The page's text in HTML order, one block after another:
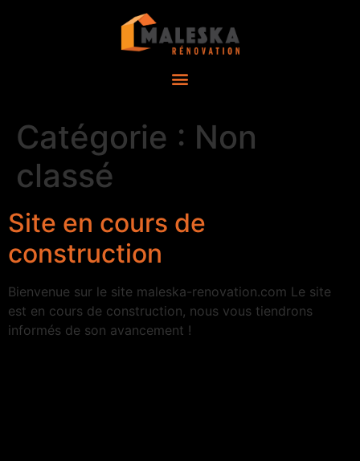
Catégorie : Non
classé
Site en cours de
construction
Bienvenue sur le site maleska-renovation.com Le site
est en cours de construction, nous vous tiendrons
informés de son avancement !